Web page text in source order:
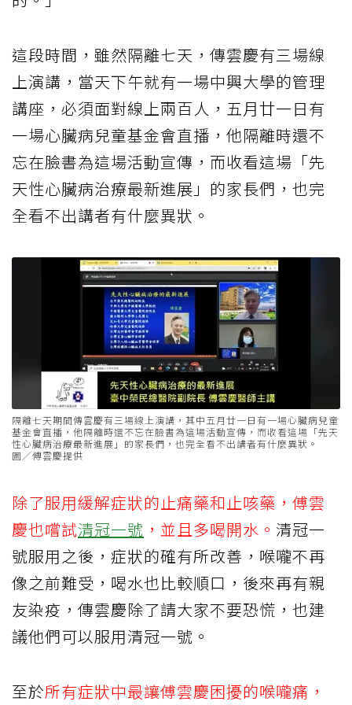
這段時間，雖然隔離七天，傳雲慶有三場線
上演講，當天下午就有一場中興大學的管理
講座，必須面對線上兩百人，五月廿一日有
一場心臟病兒童基金會直播，他隔離時還不
忘在臉書為這場活動宣傳，而收看這場「先
天性心臟病治療最新進展」的家長們，也完
全看不出講者有什麼異狀。
隔離七天期間傳雲慶有三場線上演講，其中五月廿一日有一場心臟病兒童
基金會直播，他隔離時還不忘在臉書為這場活動宣傳，而收看這場「先天
性心臟病治療最新進展」的家長們，也完全看不出講者有什麼異狀。
圖／傅雲慶提供
除了服用緩解症狀的止痛藥和止咳藥，傅雲
慶也嚐試清冠一號 ，並且多喝開水。 清冠一
號服用之後，症狀的確有所改善，喉嚨不再
像之前難受，喝水也比較順口，後來再有親
友染疫，傳雲慶除了請大家不要恐慌，也建
議他們可以服用清冠一號。
至於所有症狀中最讓傅雲慶困擾的喉嚨痛，